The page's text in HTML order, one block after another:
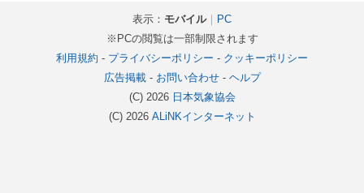
表示： モバイル｜
PC
※PCの閲覧は一部制限されます
利用規約 - プライバシーポリシー - クッキーポリシー
広告掲載- お問い合わせ- ヘルプ
(C) 2026 日本気象協会
(C) 2026 ALiNKインターネット